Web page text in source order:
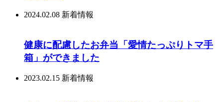
2024.02.08 新着情報
健康に配慮したお弁当「愛情たっぷりトマ手
箱」ができました
2023.02.15 新着情報